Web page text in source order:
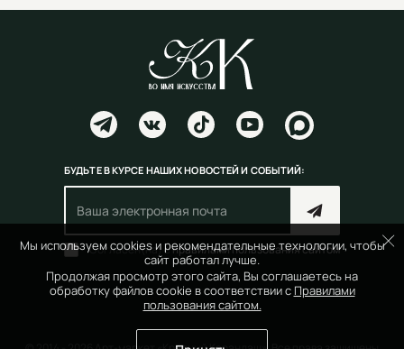
Мы используем cookies и рекомендательные технологии, чтобы
сайт работал лучше.
Продолжая просмотр этого сайта, Вы соглашаетесь на
обработку файлов cookie в соответствии с Правилами
пользования сайтом.
БУДЬТЕ В КУРСЕ НАШИХ НОВОСТЕЙ И СОБЫТИЙ:
Согласен(на) справилами пользования сайтом